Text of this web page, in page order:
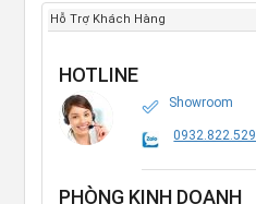
Hỗ Trợ Khách Hàng
HOTLINE
Showroom
0932.822.529
PHÒNG KINH DOANH